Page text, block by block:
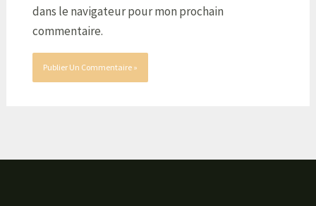
dans le navigateur pour mon prochain
commentaire.